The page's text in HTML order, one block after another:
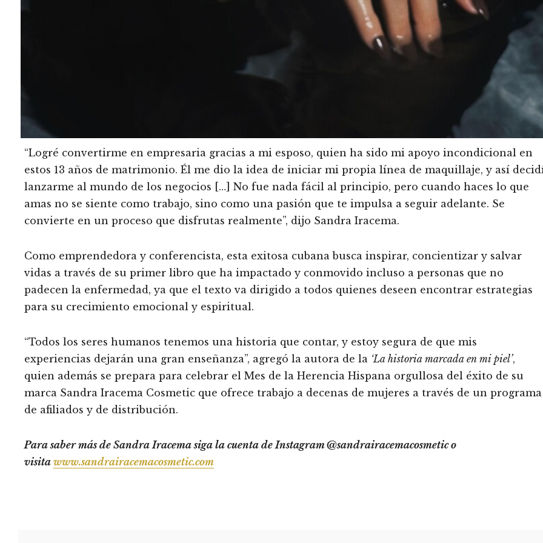
“Logré convertirme en empresaria gracias a mi esposo, quien ha sido mi apoyo incondicional en
estos 13 años de matrimonio. Él me dio la idea de iniciar mi propia línea de maquillaje, y así
lanzarme al mundo de los negocios […] No fue nada fácil al principio, pero cuando haces lo que
amas no se siente como trabajo, sino como una pasión que te impulsa a seguir adelante. Se
convierte en un proceso que disfrutas realmente”, dijo Sandra Iracema.
Como emprendedora y conferencista, esta exitosa cubana busca inspirar, concientizar y salvar
vidas a través de su primer libro que ha impactado y conmovido incluso a personas que no
padecen la enfermedad, ya que el texto va dirigido a todos quienes deseen encontrar estrategias
para su crecimiento emocional y espiritual.
“Todos los seres humanos tenemos una historia que contar, y estoy segura de que mis
experiencias dejarán una gran enseñanza”, agregó la autora de la ‘La historia marcada en mi piel’,
quien además se prepara para celebrar el Mes de la Herencia Hispana orgullosa del éxito de su
marca Sandra Iracema Cosmetic que ofrece trabajo a decenas de mujeres a través de un programa
de afiliados y de distribución.
Para saber más de Sandra Iracema siga la cuenta de Instagram @sandrairacemacosmetic o
visita www.sandrairacemacosmetic.com